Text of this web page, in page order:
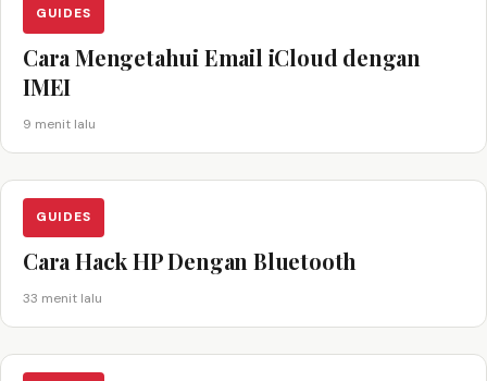
GUIDES
Cara Mengetahui Email iCloud dengan
IMEI
9 menit lalu
GUIDES
Cara Hack HP Dengan Bluetooth
33 menit lalu